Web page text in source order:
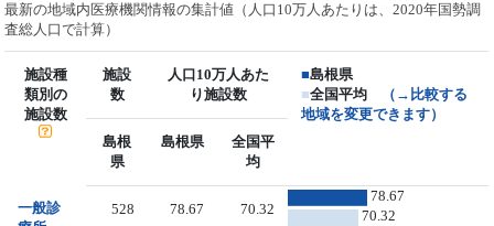
最新の地域内医療機関情報の集計値（人口10万人あたりは、2020年国勢調
査総人口で計算）
施設種
類別の
施設数
施設
数
人口10万人あた
り施設数
■島根県
■全国平均
（→比較する
地域を変更できます）
島根
県
島根県
全国平
均
一般診
528 78.67 70.32
78.67
70.32